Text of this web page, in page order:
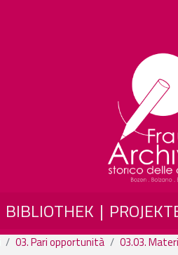
BIBLIOTHEK
03. Pari opportunità 03.03.